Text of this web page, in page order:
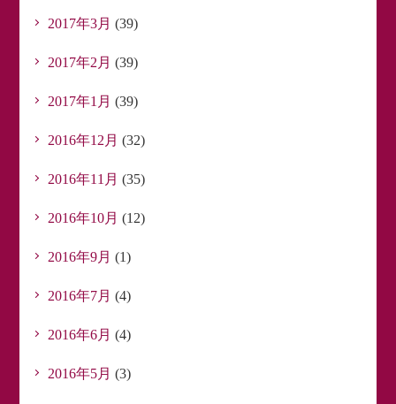
2017年3月 (39)
2017年2月 (39)
2017年1月 (39)
2016年12月 (32)
2016年11月 (35)
2016年10月 (12)
2016年9月 (1)
2016年7月 (4)
2016年6月 (4)
2016年5月 (3)